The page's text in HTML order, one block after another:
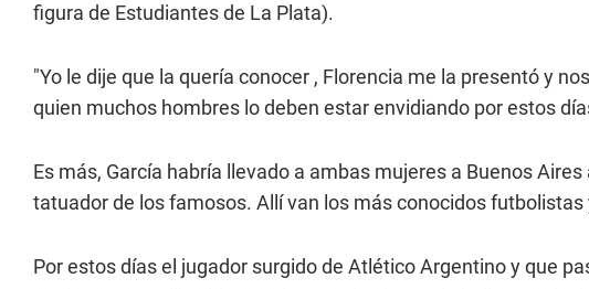
figura de Estudiantes de La Plata).
"Yo le dije que la quería conocer , Florencia me la presentó y
quien muchos hombres lo deben estar envidiando por estos
Es más, García habría llevado a ambas mujeres a Buenos
tatuador de los famosos. Allí van los más conocidos
Por estos días el jugador surgido de Atlético Argentino y que